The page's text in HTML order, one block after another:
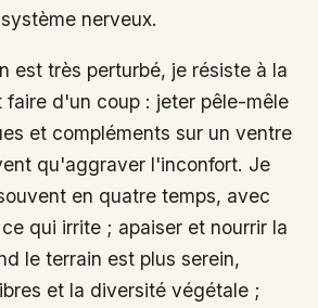
nerveux.
est très perturbé, je résiste à la
d'un coup : jeter pêle-mêle
et compléments sur un ventre
qu'aggraver l'inconfort. Je
en quatre temps, avec
qui irrite ; apaiser et nourrir la
le terrain est plus serein,
et la diversité végétale ;